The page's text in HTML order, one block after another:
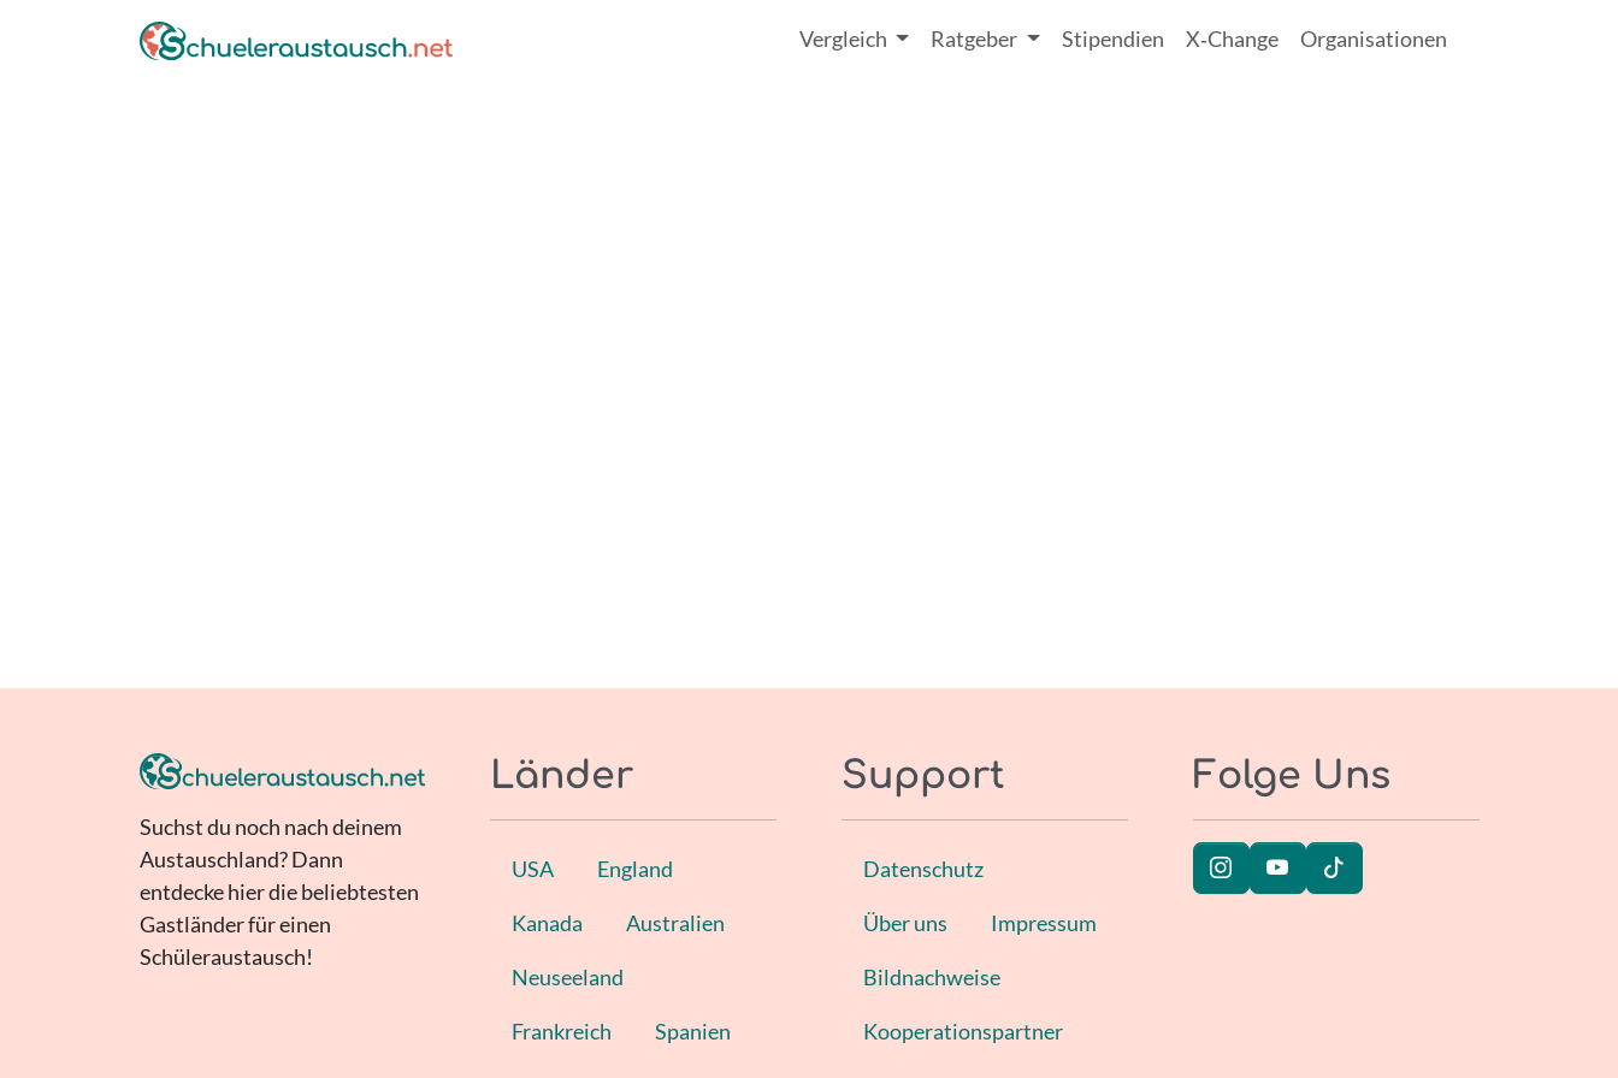
Vergleich Ratgeber Stipendien X‑Change Organisationen
Suchst du noch nach deinem
Austauschland? Dann
entdecke hier die beliebtesten
Gastländer für einen
Schüleraustausch!
Länder
USA England
Kanada Australien
Neuseeland
Frankreich Spanien
Support
Datenschutz
Über uns Impressum
Bildnachweise
Kooperationspartner
Folge Uns